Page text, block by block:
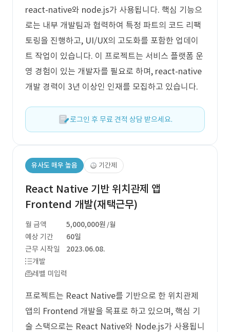
react-native와 node.js가 사용됩니다. 핵심 기능으
로는 내부 개발팀과 협력하여 특정 파트의 코드 리팩
토링을 진행하고, UI/UX의 고도화를 포함한 업데이
트 작업이 있습니다. 이 프로젝트는 서비스 플랫폼 운
영 경험이 있는 개발자를 필요로 하며, react-native
개발 경력이 3년 이상인 인재를 모집하고 있습니다.
로그인 후 무료 견적 상담 받으세요.
유사도 매우 높음 기간제
React Native 기반 위치관제 앱
Frontend 개발(재택근무)
월 금액 5,000,000원 /월
예상 기간
60일
근무 시작일
2023.06.08.
개발
레벨 미입력
프로젝트는 React Native를 기반으로 한 위치관제
앱의 Frontend 개발을 목표로 하고 있으며, 핵심 기
술 스택으로는 React Native와 Node.js가 사용됩니